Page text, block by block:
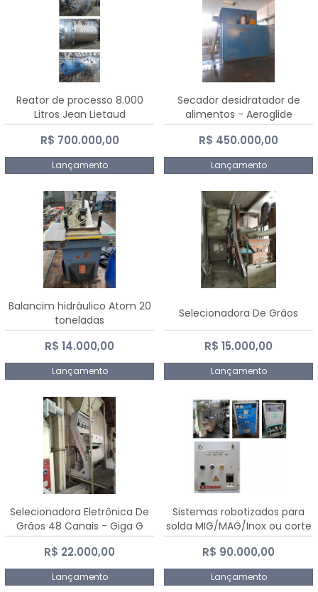
Reator de processo 8.000
Litros Jean Lietaud
R$ 700.000,00
Lançamento
Secador desidratador de
alimentos - Aeroglide
R$ 450.000,00
Lançamento
Balancim hidráulico Atom 20
toneladas
R$ 14.000,00
Lançamento
Selecionadora De Grãos
R$ 15.000,00
Lançamento
Selecionadora Eletrônica De
Grãos 48 Canais - Giga G
10000
R$ 22.000,00
Lançamento
Sistemas robotizados para
solda MIG/MAG/Inox ou corte
plasma
R$ 90.000,00
Lançamento